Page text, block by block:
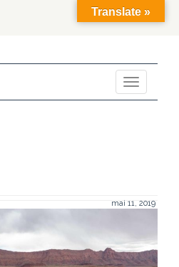
Toggle
navigation
mai 11, 2019
Translate »